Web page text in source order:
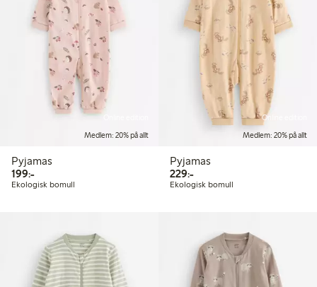
Medlem: 20% på allt
Pyjamas
199:-199,00 kr
Ekologisk bomull
Online edition
Medlem: 20% på allt
Pyjamas
229:-229,00 kr
Ekologisk bomull